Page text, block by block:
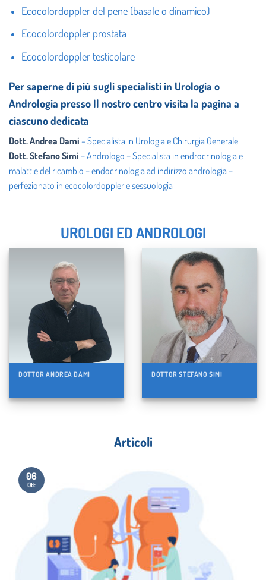
Ecocolordoppler del pene (basale o dinamico)
Ecocolordoppler prostata
Ecocolordoppler testicolare
Per saperne di più sugli specialisti in Urologia o
Andrologia presso Il nostro centro visita la pagina a
ciascuno dedicata
Dott. Andrea Dami – Specialista in Urologia e Chirurgia Generale
Dott. Stefano Simi – Andrologo – Specialista in endrocrinologia e
malattie del ricambio – endocrinologia ad indirizzo andrologia –
perfezionato in ecocolordoppler e sessuologia
UROLOGI ED ANDROLOGI
DOTTOR ANDREA DAMI DOTTOR STEFANO SIMI
Articoli
06
Ott